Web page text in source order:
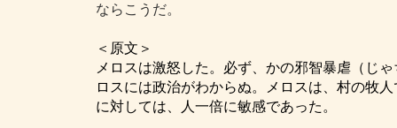
ならこうだ。
＜原文＞
メロスは激怒した。必ず、かの邪智暴虐（じ
ロスには政治がわからぬ。メロスは、村の牧
に対しては、人一倍に敏感であった。